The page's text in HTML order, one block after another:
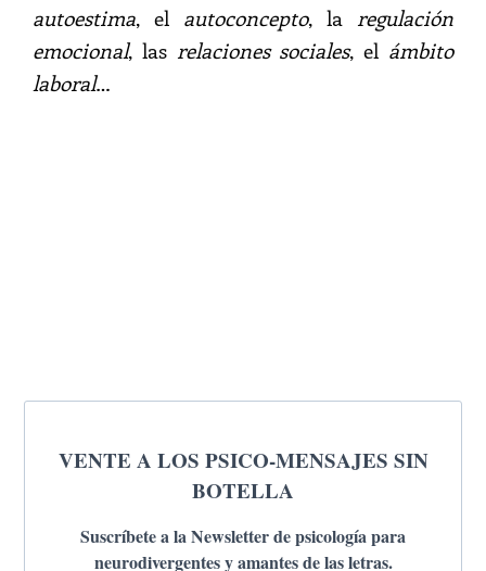
autoestima, el autoconcepto, la regulación
emocional, las relaciones sociales, el ámbito
laboral…
VENTE A LOS PSICO-MENSAJES SIN
BOTELLA
Suscríbete a la Newsletter de psicología para
neurodivergentes y amantes de las letras.